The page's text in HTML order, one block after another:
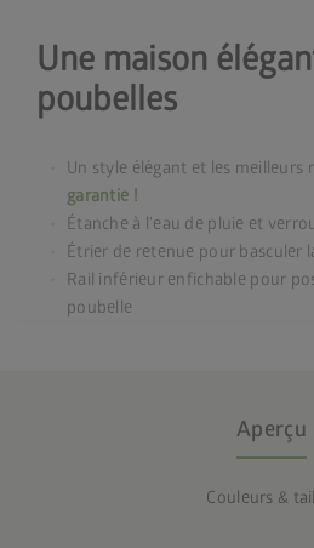
Une maison
poubelles
Un style élégant et les meilleurs
garantie !
Étanche à l’eau de pluie et
Étrier de retenue pour basculer
Rail inférieur enfichable pour
poubelle
Aperçu
Couleurs &